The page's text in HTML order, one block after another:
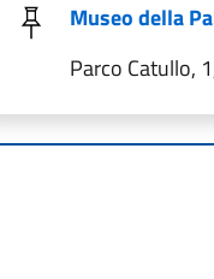
Museo della
Parco Catullo,